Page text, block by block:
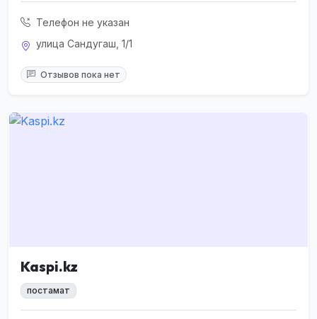
Телефон не указан
улица Сандугаш, 1/1
Отзывов пока нет
Kaspi.kz
постамат